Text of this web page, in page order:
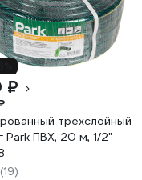
₽
трехслойный
Park ПВХ, 20 м, 1/2"
(19)